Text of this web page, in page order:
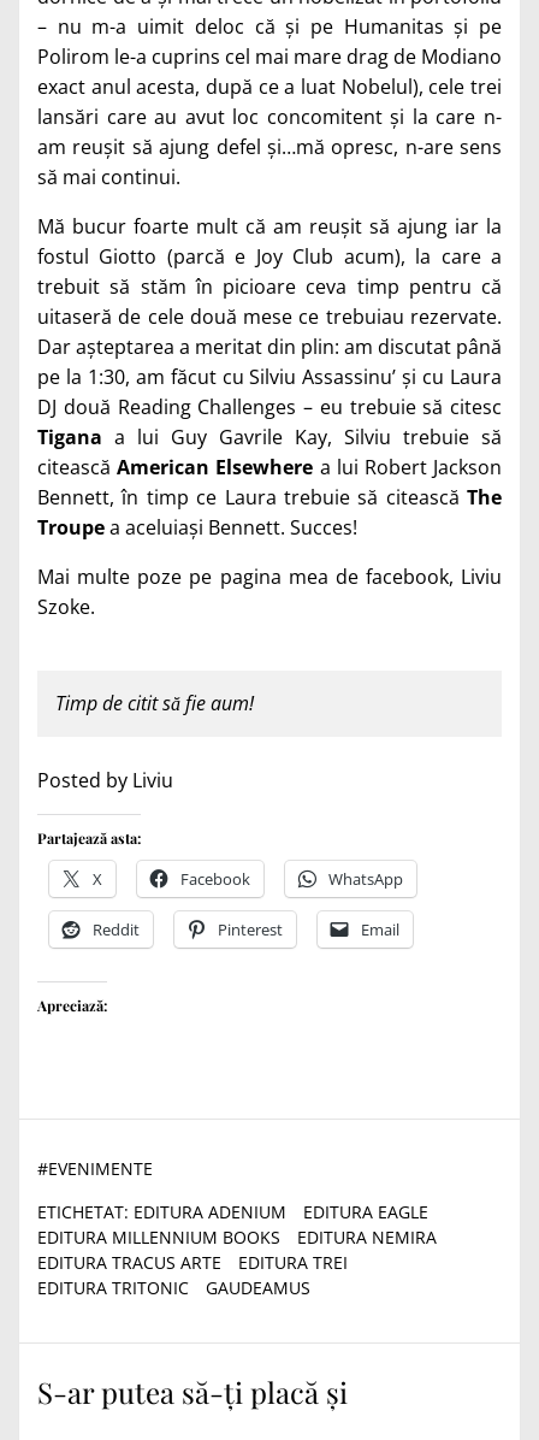
– nu m-a uimit deloc că și pe Humanitas și pe
Polirom le-a cuprins cel mai mare drag de Modiano
exact anul acesta, după ce a luat Nobelul), cele trei
lansări care au avut loc concomitent și la care n-
am reușit să ajung defel și…mă opresc, n-are sens
să mai continui.
Mă bucur foarte mult că am reușit să ajung iar la
fostul Giotto (parcă e Joy Club acum), la care a
trebuit să stăm în picioare ceva timp pentru că
uitaseră de cele două mese ce trebuiau rezervate.
Dar așteptarea a meritat din plin: am discutat până
pe la 1:30, am făcut cu Silviu Assassinu’ și cu Laura
DJ două Reading Challenges – eu trebuie să citesc
Tigana a lui Guy Gavrile Kay, Silviu trebuie să
citeascăAmerican Elsewhere a lui Robert Jackson
Bennett, în timp ce Laura trebuie să citească The
Troupea aceluiași Bennett. Succes!
Mai multe poze pe pagina mea de facebook, Liviu
Szoke.
Timp de citit să fie aum!
Posted by Liviu
Partajează asta:
X Facebook WhatsApp
Reddit Pinterest Email
Apreciază:
#EVENIMENTE
ETICHETAT: EDITURA ADENIUM
EDITURA EAGLE
EDITURA MILLENNIUM BOOKS
EDITURA NEMIRA
EDITURA TRACUS ARTE
EDITURA TREI
EDITURA TRITONIC
GAUDEAMUS
S-ar putea să-ți placă și